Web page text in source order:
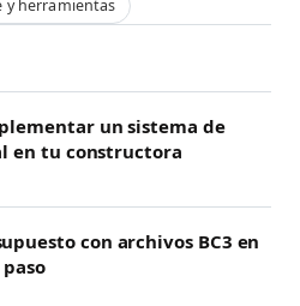
y herramientas
un sistema de
en tu constructora
con archivos BC3 en